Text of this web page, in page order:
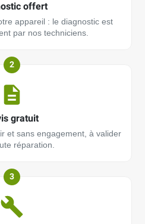
offert
appareil : le diagnostic est
par nos techniciens.
2
gratuit
et sans engagement, à valider
réparation.
3